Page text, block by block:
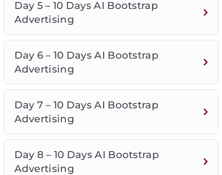
Day 5 – 10 Days AI Bootstrap
Advertising
Day 6 – 10 Days AI Bootstrap
Advertising
Day 7 – 10 Days AI Bootstrap
Advertising
Day 8 – 10 Days AI Bootstrap
Advertising